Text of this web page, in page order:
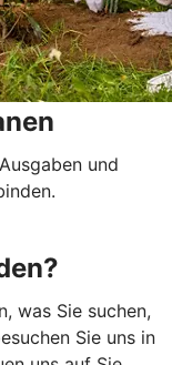
und
was Sie suchen,
Sie uns in